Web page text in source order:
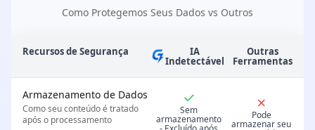
Como Protegemos Seus Dados vs Outros
Recursos de Segurança IA
Indetectável
Outras
Ferramentas
Armazenamento de Dados
Como seu conteúdo é tratado
após o processamento
✓
Sem
armazenamento
✗
Pode
armazenar seu